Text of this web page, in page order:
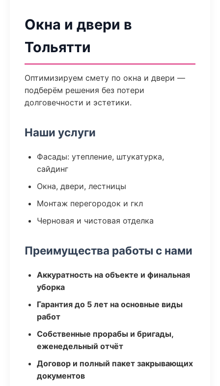
Окна и двери в
Тольятти
Оптимизируем смету по окна и двери —
подберём решения без потери
долговечности и эстетики.
Наши услуги
Фасады: утепление, штукатурка,
сайдинг
Окна, двери, лестницы
Монтаж перегородок и гкл
Черновая и чистовая отделка
Преимущества работы с нами
Аккуратность на объекте и финальная
уборка
Гарантия до 5 лет на основные виды
работ
Собственные прорабы и бригады,
еженедельный отчёт
Договор и полный пакет закрывающих
документов